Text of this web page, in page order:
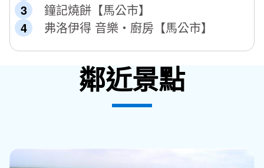
鐘記燒餅【馬公市】
弗洛伊得 音樂‧廚房【馬公市】
鄰近景點